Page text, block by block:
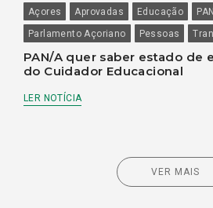
Açores Aprovadas Educação
PAN
Parlamento Açoriano
Pessoas
PAN/A quer saber estado de
do Cuidador Educacional
LER NOTÍCIA
VER MAIS